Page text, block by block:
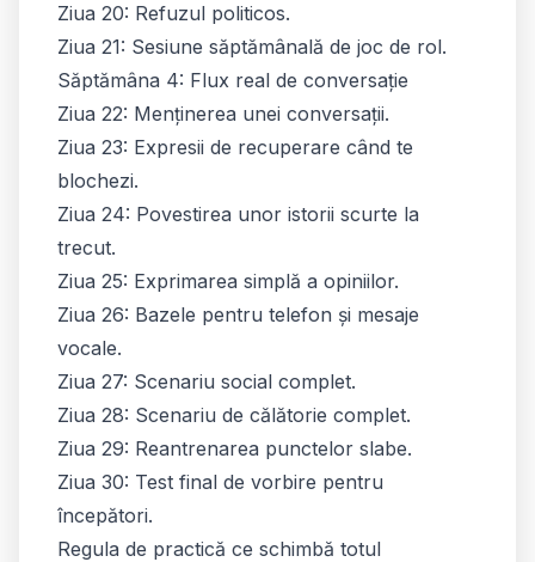
Ziua 20: Refuzul politicos.
Ziua 21: Sesiune săptămânală de joc de rol.
Săptămâna 4: Flux real de conversație
Ziua 22: Menținerea unei conversații.
Ziua 23: Expresii de recuperare când te
blochezi.
Ziua 24: Povestirea unor istorii scurte la
trecut.
Ziua 25: Exprimarea simplă a opiniilor.
Ziua 26: Bazele pentru telefon și mesaje
vocale.
Ziua 27: Scenariu social complet.
Ziua 28: Scenariu de călătorie complet.
Ziua 29: Reantrenarea punctelor slabe.
Ziua 30: Test final de vorbire pentru
începători.
Regula de practică ce schimbă totul